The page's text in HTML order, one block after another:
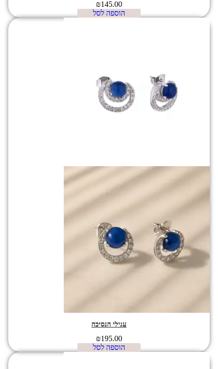
₪145.00
הוספה לסל
עגילי הנסיכה
₪195.00
הוספה לסל